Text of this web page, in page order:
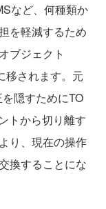
など、何種類か
を軽減するため
ブジェクト
移されます。元
隠すためにTO
トから切り離す
り、現在の操作
換することにな